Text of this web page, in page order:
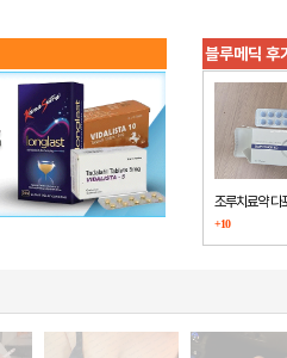
블루메딕
조루치료약 다
했습니다
+10